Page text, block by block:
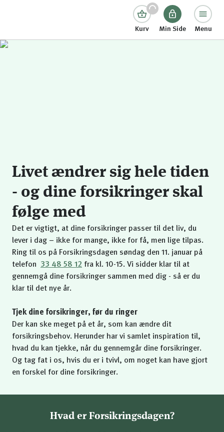
Kurv Min Side Menu
Livet ændrer sig hele tiden
- og dine forsikringer skal
følge med
Det er vigtigt, at dine forsikringer passer til det liv, du
lever i dag – ikke for mange, ikke for få, men lige tilpas.
Ring til os på Forsikringsdagen søndag den 11. januar på
telefon 33 48 58 12 fra kl. 10-15. Vi sidder klar til at
gennemgå dine forsikringer sammen med dig - så er du
klar til det nye år.
Tjek dine forsikringer, før du ringer
Der kan ske meget på et år, som kan ændre dit
forsikringsbehov. Herunder har vi samlet inspiration til,
hvad du kan tjekke, når du gennemgår dine forsikringer.
Og tag fat i os, hvis du er i tvivl, om noget kan have gjort
en forskel for dine forsikringer.
Hvad er Forsikringsdagen?